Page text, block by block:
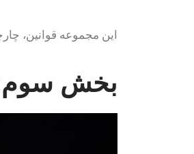
این مجموعه قوانین،
بخش سوم: